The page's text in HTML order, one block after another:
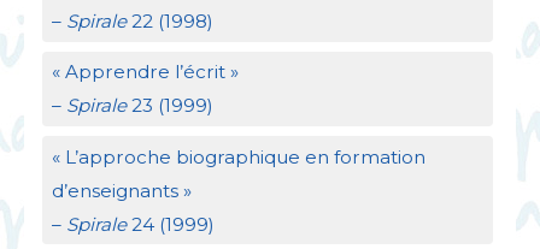
–Spirale22 (1998)
« Apprendre l’écrit »
– Spirale23 (1999)
« L’approche biographique en formation
d’enseignants »
– Spirale24 (1999)